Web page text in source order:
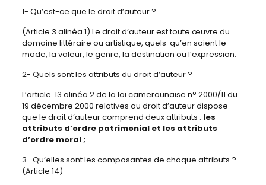
1- Qu’est-ce que le droit d’auteur ?
(Article 3 alinéa 1) Le droit d’auteur est toute œuvre du
domaine littéraire ou artistique, quels qu’en soient le
mode, la valeur, le genre, la destination ou l’expression.
2- Quels sont les attributs du droit d’auteur ?
L’article 13 alinéa 2 de la loi camerounaise n° 2000/11 du
19 décembre 2000 relatives au droit d’auteur dispose
que le droit d’auteur comprend deux attributs : les
attributs d’ordre patrimonial et les attributs
d’ordre moral ;
3- Qu’elles sont les composantes de chaque attributs ?
(Article 14)